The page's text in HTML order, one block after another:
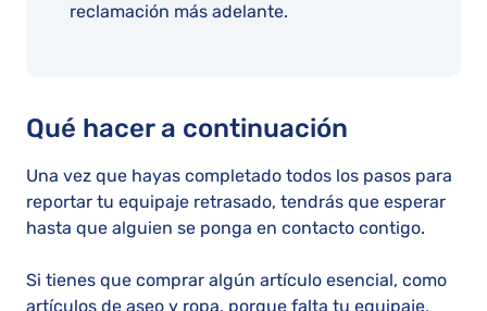
reclamación más adelante.
Qué hacer a continuación
Una vez que hayas completado todos los pasos para
reportar tu equipaje retrasado, tendrás que esperar
hasta que alguien se ponga en contacto contigo.
Si tienes que comprar algún artículo esencial, como
artículos de aseo y ropa, porque falta tu equipaje,